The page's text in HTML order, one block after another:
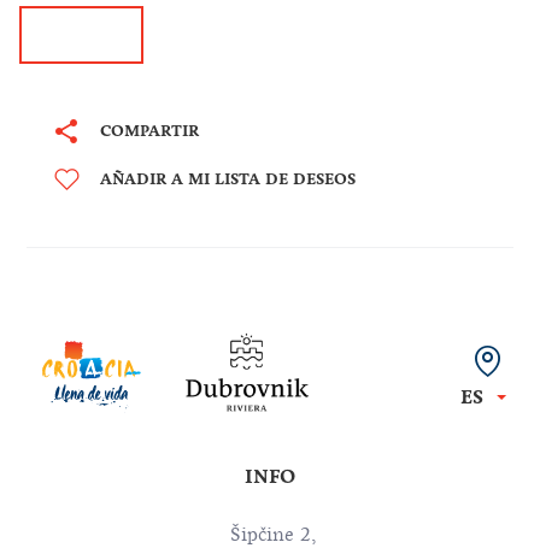
COMPARTIR
AÑADIR A MI LISTA DE DESEOS
ES
INFO
Šipčine 2,